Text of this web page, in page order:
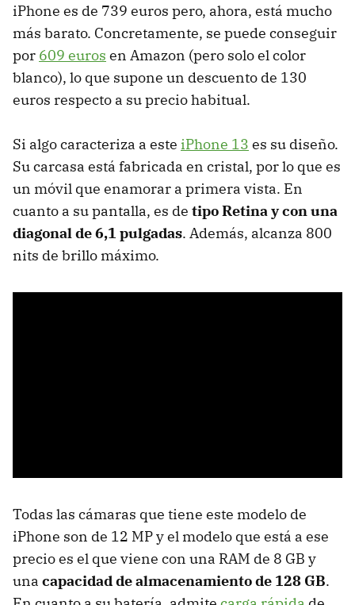
iPhone es de 739 euros pero, ahora, está mucho
más barato. Concretamente, se puede conseguir
por 609 euros en Amazon (pero solo el color
blanco), lo que supone un descuento de 130
euros respecto a su precio habitual.
Si algo caracteriza a este iPhone 13 es su diseño.
Su carcasa está fabricada en cristal, por lo que es
un móvil que enamorar a primera vista. En
cuanto a su pantalla, es de tipo Retina y con una
diagonal de 6,1 pulgadas. Además, alcanza 800
nits de brillo máximo.
Todas las cámaras que tiene este modelo de
iPhone son de 12 MP y el modelo que está a ese
precio es el que viene con una RAM de 8 GB y
una capacidad de almacenamiento de 128 GB.